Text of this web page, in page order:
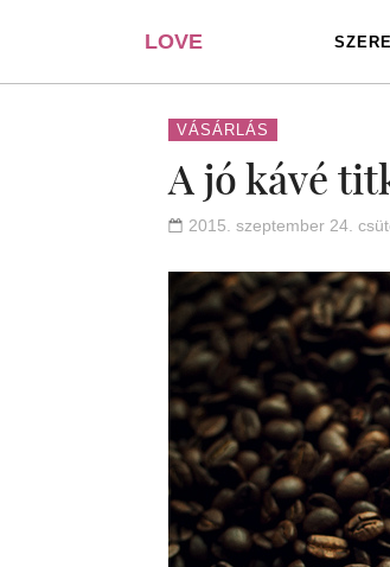
LOVE
PORTAL
VÁSÁRLÁS
A jó kávé
2015. szeptember 24.